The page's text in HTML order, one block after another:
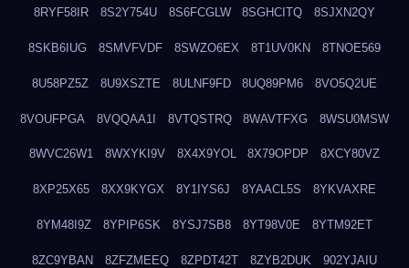
8RYF58IR 8S2Y754U 8S6FCGLW 8SGHCITQ 8SJXN2QY
8SKB6IUG 8SMVFVDF 8SWZO6EX 8T1UV0KN 8TNOE569
8U58PZ5Z 8U9XSZTE 8ULNF9FD 8UQ89PM6 8VO5Q2UE
8VOUFPGA 8VQQAA1I 8VTQSTRQ 8WAVTFXG 8WSU0MSW
8WVC26W1 8WXYKI9V 8X4X9YOL 8X79OPDP 8XCY80VZ
8XP25X65 8XX9KYGX 8Y1IYS6J 8YAACL5S 8YKVAXRE
8YM48I9Z 8YPIP6SK 8YSJ7SB8 8YT98V0E 8YTM92ET
8ZC9YBAN 8ZFZMEEQ 8ZPDT42T 8ZYB2DUK 902YJAIU